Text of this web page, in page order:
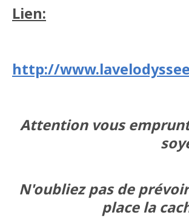
Lien:
http://
Attention vous
N'oubliez pas de
place la